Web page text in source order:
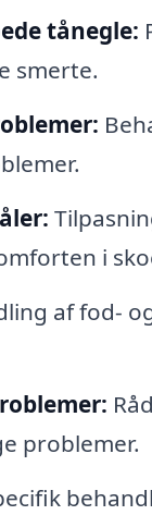
tånegle:
smerte.
i
af fod-
problemer.